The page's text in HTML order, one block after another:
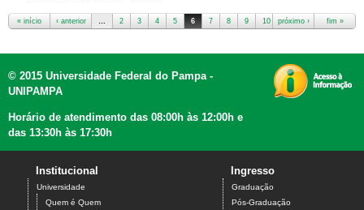
« início ‹ anterior … 2 3 4 5 6 7 8 9 10 …
próximo › fim »
© 2015 Universidade Federal do Pampa -
UNIPAMPA
Horário de atendimento das 08:00h às 12:00h e
das 13:30h às 17:30h
Institucional
Universidade
Quem é Quem
Ingresso
Graduação
Pós-Graduação